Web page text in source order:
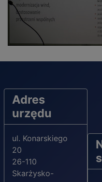
Adres
urzędu
ul. Konarskiego
20
26-110
Skarżysko-